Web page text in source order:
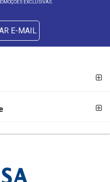
EXCLUSIVAS.
E-MAIL